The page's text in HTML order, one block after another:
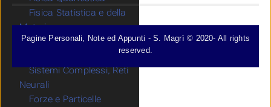
Pagine Personali, Note ed Appunti - S. Magrì © 2020- All rights
reserved.
Fisica Statistica e della
Materia
Probabilità, Caos e
Sistemi Complessi, Reti
Neurali
Forze e Particelle